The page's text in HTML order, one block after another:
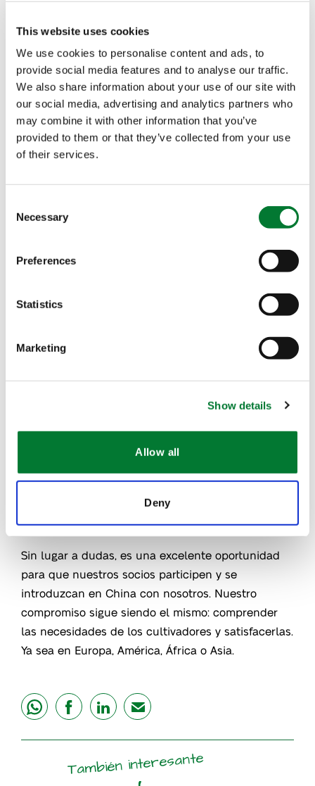
This website uses cookies
We use cookies to personalise content and ads, to
provide social media features and to analyse our traffic.
We also share information about your use of our site with
our social media, advertising and analytics partners who
may combine it with other information that you’ve
provided to them or that they’ve collected from your use
of their services.
Selection
Necessary
Preferences
Statistics
Marketing
Show details
Allow all
Deny
fabricación de fertilizantes solubles y líquidos en
los Países Bajos y nuestra red mundial de socios
estratégicos también forman parte de nuestra
identidad.
podemos ofrecer fertilizantes especializados, como
nuestra gama de productos a base de algas
de los países más problemáticos en lo que
respecta a la utilización de la tierra, la mala
Sin lugar a dudas, es una excelente oportunidad
para que nuestros socios participen y se
introduzcan en China con nosotros. Nuestro
compromiso sigue siendo el mismo: comprender
las necesidades de los cultivadores y satisfacerlas.
Ya sea en Europa, América, África o Asia.
share share share mail
También interesante